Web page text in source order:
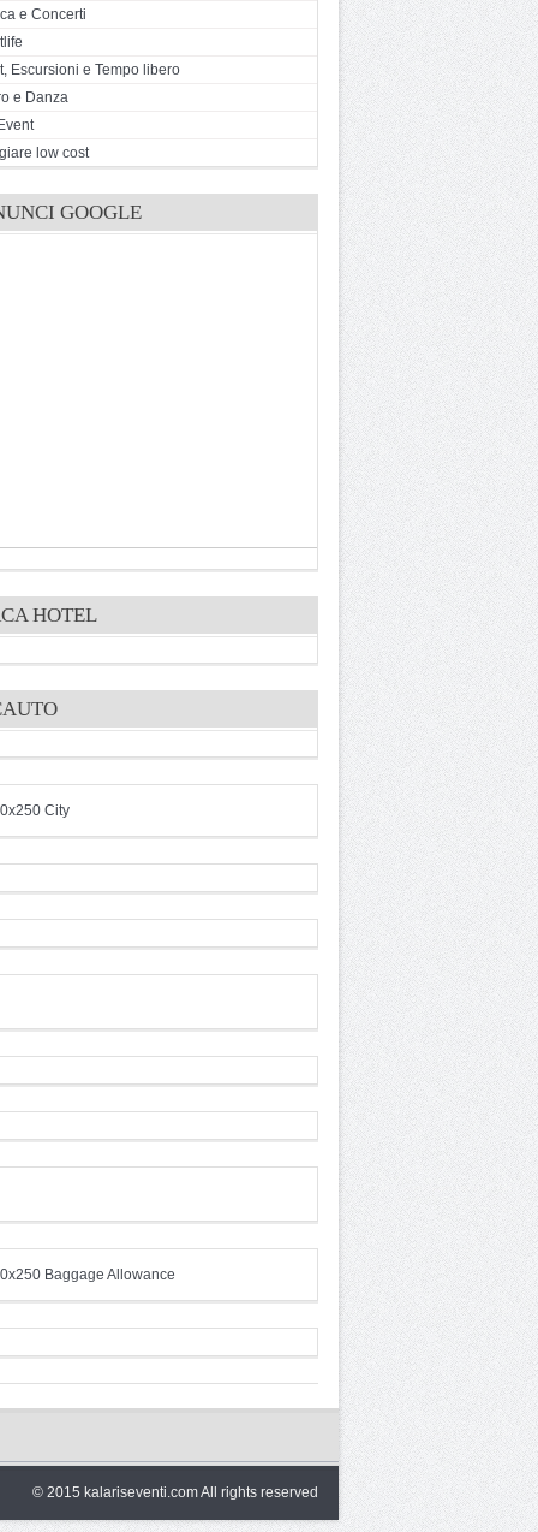
e Concerti
Escursioni e Tempo libero
e Danza
low cost
GOOGLE
HOTEL
© 2015 kalariseventi.com All rights reserved